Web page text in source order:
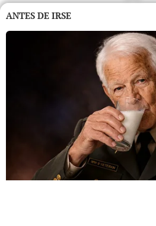
ANTES DE IRSE